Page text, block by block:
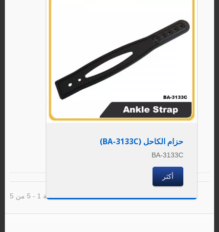
حزام الكاحل (BA-3133C)
BA-3133C
أكثر
نتيجة 1 - 5 من 5